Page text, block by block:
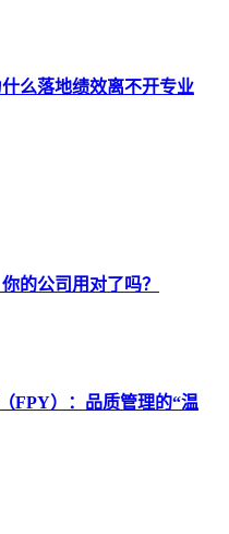
么落地绩效离不开专业
的公司用对了吗？
FPY）：品质管理的“温